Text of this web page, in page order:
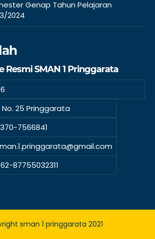
Genap Tahun Pelajaran
2024
Resmi SMAN 1 Pringgarata
25 Pringgarata
7566841
87755032311
sman 1 pringgarata 2021